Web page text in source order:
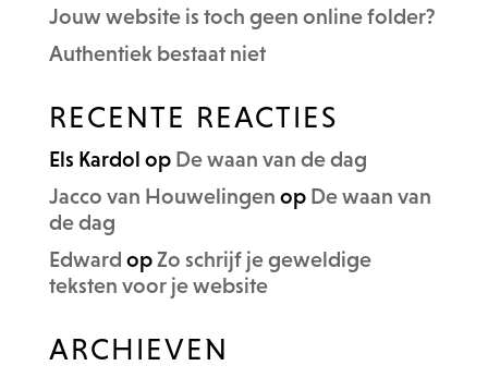
Jouw website is toch geen online folder?
Authentiek bestaat niet
RECENTE REACTIES
Els Kardol op De waan van de dag
Jacco van Houwelingen op De waan van
de dag
Edward opZo schrijf je geweldige
teksten voor je website
ARCHIEVEN